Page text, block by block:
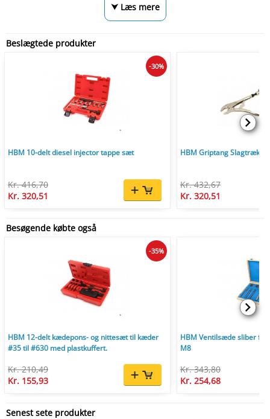
⮟ Læs mere
Beslægtede produkter
HBM 10-delt diesel injector tappe sæt
Kr. 416,70
Kr. 320,51
-30%
HBM Griptang Slagtrækker
Kr. 432,67
Kr. 320,51
Besøgende købte også
HBM 12-delt kædepons- og nittesæt til kæder
#35 til #630 med plastkuffert.
Kr. 210,49
Kr. 155,93
-35%
HBM Ventilsæde sliber
M8
Kr. 343,80
Kr. 254,68
Senest sete produkter